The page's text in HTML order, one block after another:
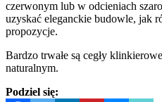
czerwonym lub w odcieniach
uzyskać eleganckie budowle, jak
propozycje.
Bardzo trwałe są cegły
naturalnym.
Podziel się: